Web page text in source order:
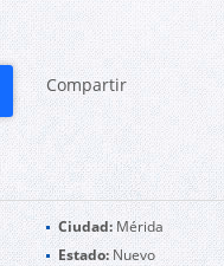
Compartir
Ciudad:Mérida
Estado:Nuevo